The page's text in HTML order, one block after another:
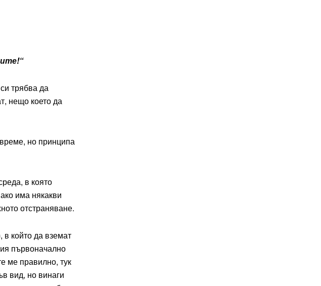
трябва да
нещо което да
но принципа
в която
има някакви
отстраняване.
в който да вземат
първоначално
ме правилно, тук
вид, но винаги